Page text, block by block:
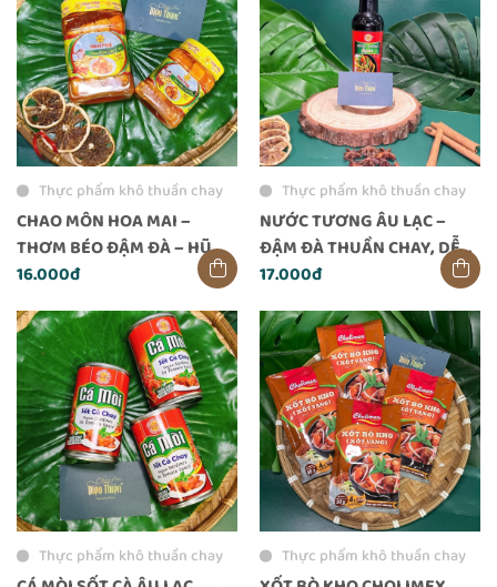
Thực phẩm khô thuần chay
CHAO MÔN HOA MAI –
THƠM BÉO ĐẬM ĐÀ – HŨ
200G
16.000đ
Thực phẩm khô thuần chay
NƯỚC TƯƠNG ÂU LẠC –
ĐẬM ĐÀ THUẦN CHAY, DỄ
PHA CHẾ VÀ NÊM NẾM
17.000đ
Thực phẩm khô thuần chay Thực phẩm khô thuần chay